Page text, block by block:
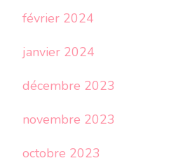
février 2024
janvier 2024
décembre 2023
novembre 2023
octobre 2023